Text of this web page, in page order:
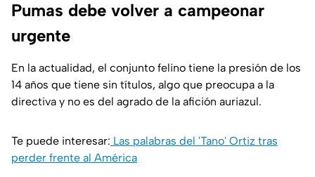
Pumas debe volver a campeonar
urgente
En la actualidad, el conjunto felino tiene la presión de los
14 años que tiene sin títulos, algo que preocupa a la
directiva y no es del agrado de la afición auriazul.
Te puede interesar: Las palabras del 'Tano' Ortiz tras
perder frente al América